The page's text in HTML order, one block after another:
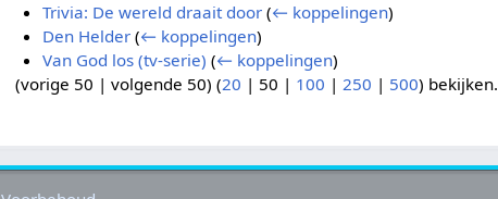
Trivia: De wereld draait door (← koppelingen)
Den Helder (← koppelingen)
Van God los (tv-serie) (← koppelingen)
(vorige 50 |volgende 50) (20 | 50 | 100 |250 | 500) bekijken.